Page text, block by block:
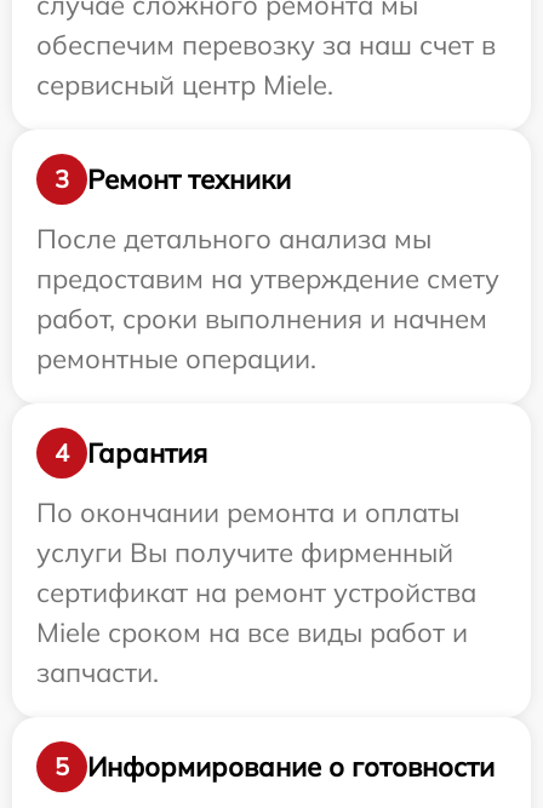
обеспечим перевозку за наш счет в
сервисный центр Miele.
3
Ремонт техники
После детального анализа мы
предоставим на утверждение смету
работ, сроки выполнения и начнем
ремонтные операции.
4
Гарантия
По окончании ремонта и оплаты
услуги Вы получите фирменный
сертификат на ремонт устройства
Miele сроком на все виды работ и
запчасти.
5
Информирование о готовности